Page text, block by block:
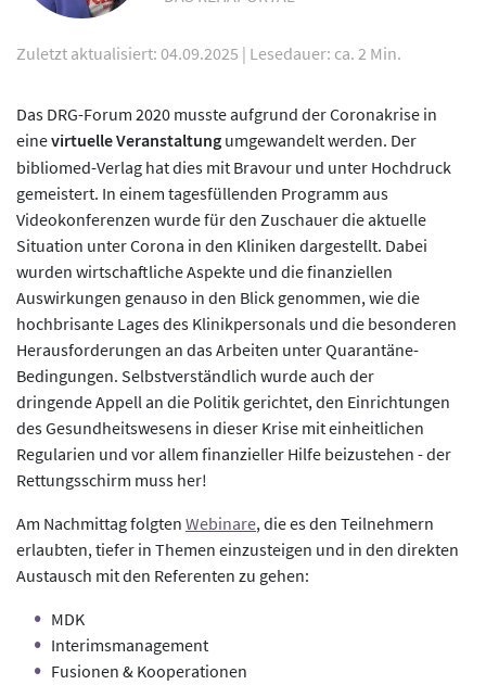
Zuletzt aktualisiert: 04.09.2025 | Lesedauer: ca. 2 Min.
Das DRG-Forum 2020 musste aufgrund der Coronakrise in
einevirtuelle Veranstaltung umgewandelt werden. Der
bibliomed-Verlag hat dies mit Bravour und unter Hochdruck
gemeistert. In einem tagesfüllenden Programm aus
Videokonferenzen wurde für den Zuschauer die aktuelle
Situation unter Corona in den Kliniken dargestellt. Dabei
wurden wirtschaftliche Aspekte und die finanziellen
Auswirkungen genauso in den Blick genommen, wie die
hochbrisante Lages des Klinikpersonals und die besonderen
Herausforderungen an das Arbeiten unter Quarantäne-
Bedingungen. Selbstverständlich wurde auch der
dringende Appell an die Politik gerichtet, den Einrichtungen
des Gesundheitswesens in dieser Krise mit einheitlichen
Regularien und vor allem finanzieller Hilfe beizustehen - der
Rettungsschirm muss her!
Am Nachmittag folgten Webinare, die es den Teilnehmern
erlaubten, tiefer in Themen einzusteigen und in den direkten
Austausch mit den Referenten zu gehen:
MDK
Interimsmanagement
Fusionen & Kooperationen